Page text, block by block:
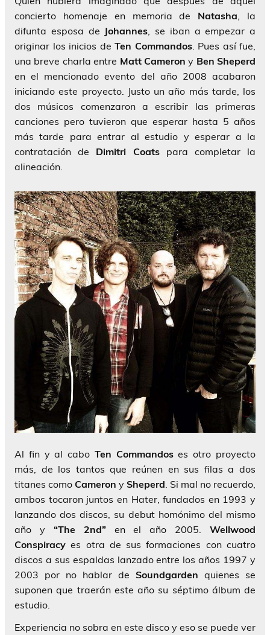
concierto homenaje en memoria de Natasha, la
difunta esposa de Johannes, se iban a empezar a
originar los inicios de Ten Commandos. Pues así fue,
una breve charla entre Matt Cameron y Ben Sheperd
en el mencionado evento del año 2008 acabaron
iniciando este proyecto. Justo un año más tarde, los
dos músicos comenzaron a escribir las primeras
canciones pero tuvieron que esperar hasta 5 años
más tarde para entrar al estudio y esperar a la
contratación de Dimitri Coatspara completar la
alineación.
Al fin y al cabo Ten Commandoses otro proyecto
más, de los tantos que reúnen en sus filas a dos
titanes como Cameron y Sheperd. Si mal no recuerdo,
ambos tocaron juntos en Hater, fundados en 1993 y
lanzando dos discos, su debut homónimo del mismo
año y “The 2nd”en el año 2005. Wellwood
Conspiracy es otra de sus formaciones con cuatro
discos a sus espaldas lanzado entre los años 1997 y
2003 por no hablar de Soundgarden quienes se
suponen que traerán este año su séptimo álbum de
estudio.
Experiencia no sobra en este disco y eso se puede ver